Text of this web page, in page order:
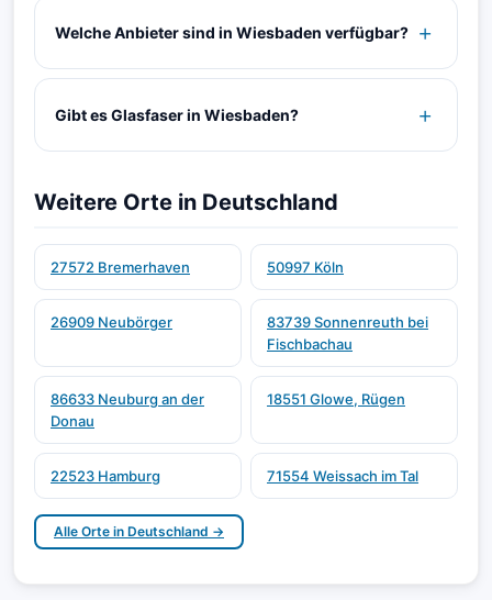
Welche Anbieter sind in Wiesbaden verfügbar?
Gibt es Glasfaser in Wiesbaden?
Weitere Orte in Deutschland
27572 Bremerhaven 50997 Köln
26909 Neubörger
83739 Sonnenreuth bei
Fischbachau
86633 Neuburg an der
Donau
18551 Glowe, Rügen
22523 Hamburg 71554 Weissach im Tal
Alle Orte in Deutschland →